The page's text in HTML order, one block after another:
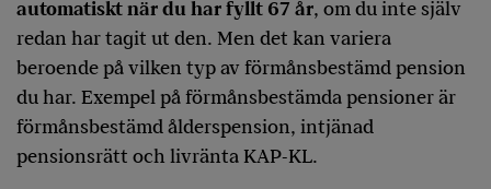
automatiskt när du har fyllt 67 år, om du inte själv
redan har tagit ut den. Men det kan variera
beroende på vilken typ av förmånsbestämd pension
du har. Exempel på förmånsbestämda pensioner är
förmånsbestämd ålderspension, intjänad
pensionsrätt och livränta KAP-KL.